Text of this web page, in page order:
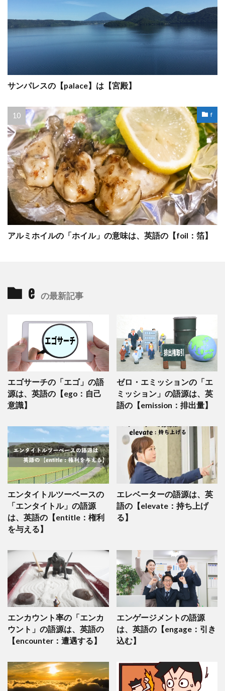
サンパレスの【palace】は【宮殿】
f
アルミホイルの「ホイル」の意味は、英語の【foil：箔】
e の最新記事
エゴサーチの「エゴ」の語
源は、英語の【ego：自己
意識】
ゼロ・エミッションの「エ
ミッション」の語源は、英
語の【emission：排出量】
エンタイトルツーベースの
「エンタイトル」の語源
は、英語の【entitle：権利
を与える】
エレベーターの語源は、英
語の【elevate：持ち上げ
る】
エンカウント率の「エンカ
ウント」の語源は、英語の
【encounter：遭遇する】
エンゲージメントの語源
は、英語の【engage：引き
込む】